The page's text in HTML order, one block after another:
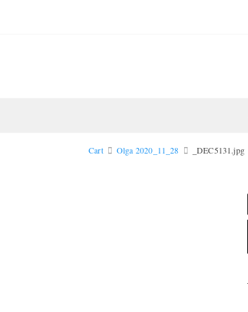
Cart Olga 2020_11_28 _DEC5131.jpg